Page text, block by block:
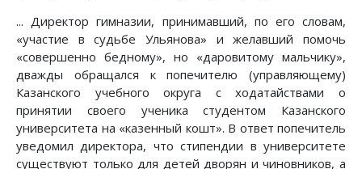
... Директор гимназии, принимавший, по его словам,
«участие в судьбе Ульянова» и желавший помочь
«совершенно бедному», но «даровитому мальчику»,
дважды обращался к попечителю (управляющему)
Казанского учебного округа с ходатайствами о
принятии своего ученика студентом Казанского
университета на «казенный кошт». В ответ попечитель
уведомил директора, что стипендии в университете
существуют только для детей дворян и чиновников, а